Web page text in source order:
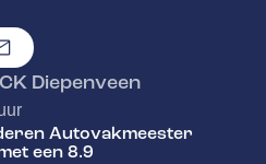
Diepenveen
Autovakmeester
een 8.9